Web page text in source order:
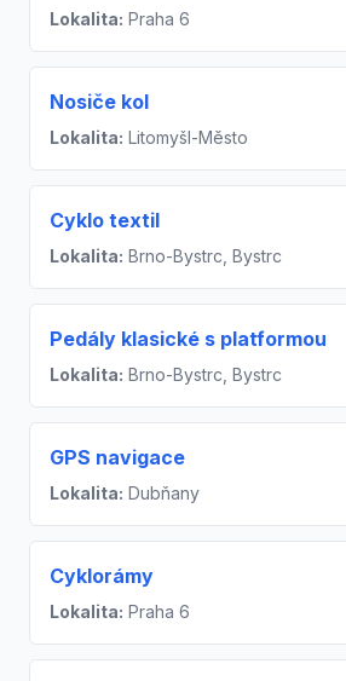
Lokalita: Praha 6
Nosiče kol
Lokalita: Litomyšl-Město
Cyklo textil
Lokalita: Brno-Bystrc, Bystrc
Pedály klasické s platformou
Lokalita: Brno-Bystrc, Bystrc
GPS navigace
Lokalita: Dubňany
Cyklorámy
Lokalita: Praha 6